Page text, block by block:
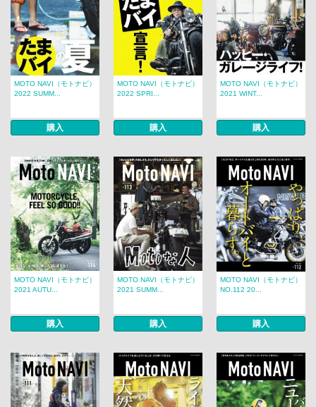
MOTO NAVI（モトナビ）
2022 SUMM...
購入
MOTO NAVI（モトナビ）
2022 SPRI...
購入
MOTO NAVI（モトナビ）
2021 WINT...
購入
MOTO NAVI（モトナビ）
2021 AUTU...
購入
MOTO NAVI（モトナビ）
2021 SUMM...
購入
MOTO NAVI（モトナビ）
NO.112 20...
購入